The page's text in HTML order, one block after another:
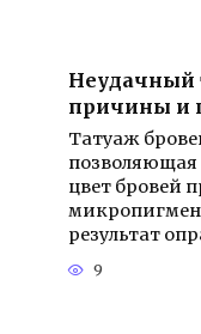
Неудачный
причины и
Татуаж
позволяющая
цвет бровей
результат
9